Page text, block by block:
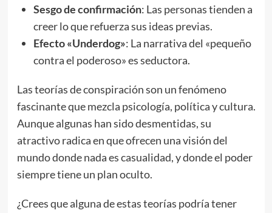
Sesgo de confirmación: Las personas tienden a
creer lo que refuerza sus ideas previas.
Efecto «Underdog»: La narrativa del «pequeño
contra el poderoso» es seductora.
Las teorías de conspiración son un fenómeno
fascinante que mezcla psicología, política y cultura.
Aunque algunas han sido desmentidas, su
atractivo radica en que ofrecen una visión del
mundo donde nada es casualidad, y donde el poder
siempre tiene un plan oculto.
¿Crees que alguna de estas teorías podría tener